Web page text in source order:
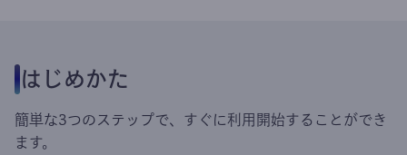
はじめかた
簡単な3つのステップで、すぐに利用開始することができ
ます。